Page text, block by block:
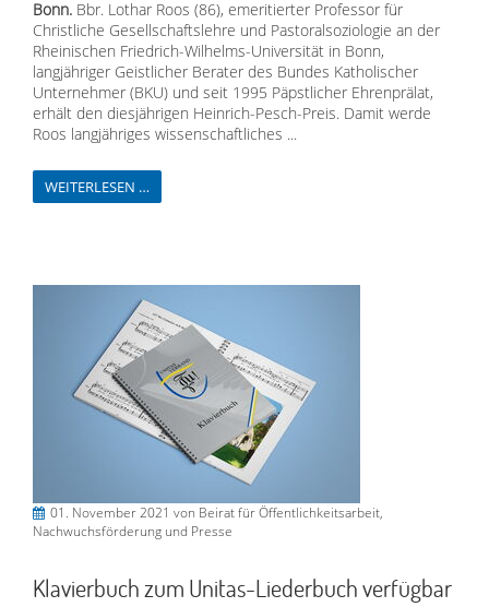
Bonn. Bbr. Lothar Roos (86), emeritierter Professor für
Christliche Gesellschaftslehre und Pastoralsoziologie an der
Rheinischen Friedrich-Wilhelms-Universität in Bonn,
langjähriger Geistlicher Berater des Bundes Katholischer
Unternehmer (BKU) und seit 1995 Päpstlicher Ehrenprälat,
erhält den diesjährigen Heinrich-Pesch-Preis. Damit werde
Roos langjähriges wissenschaftliches ...
WEITERLESEN …
01. November 2021 von Beirat für Öffentlichkeitsarbeit,
Nachwuchsförderung und Presse
Klavierbuch zum Unitas-Liederbuch verfügbar